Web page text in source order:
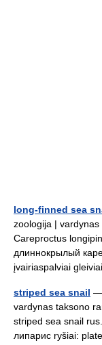
long-finned sea
zoologija | vardynas
Careproctus
длиннокрылый
įvairiaspalviai
striped sea snail —
vardynas taksono
striped sea snail
липарис ryšiai: